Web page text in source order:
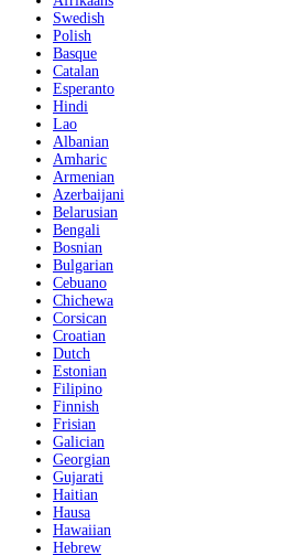
Swedish
Polish
Basque
Catalan
Esperanto
Hindi
Lao
Albanian
Amharic
Armenian
Azerbaijani
Belarusian
Bengali
Bosnian
Bulgarian
Cebuano
Chichewa
Corsican
Croatian
Dutch
Estonian
Filipino
Finnish
Frisian
Galician
Georgian
Gujarati
Haitian
Hausa
Hawaiian
Hebrew